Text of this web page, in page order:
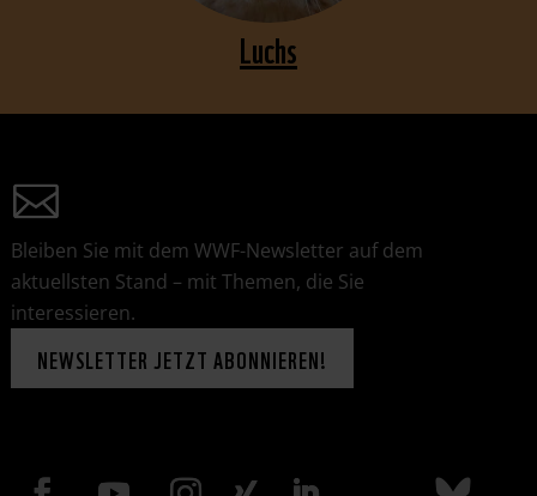
Luchs
Bleiben Sie mit dem WWF-Newsletter auf dem
aktuellsten Stand – mit Themen, die Sie
interessieren.
NEWSLETTER JETZT ABONNIEREN!